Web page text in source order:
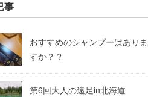
事
おすすめのシャンプーはありま
すか？？
第6回大人の遠足in北海道